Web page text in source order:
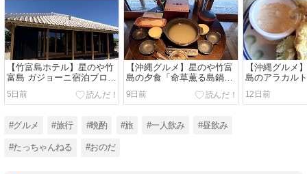
【竹富島ホテル】星のや竹
富島 ガジョーニ宿泊ブログ
｜開放感あふれる客室で過
ごす贅沢な竹富島ステイ
5日前
【沖縄グルメ】星のや竹富
島の夕食「命草薫る島鍋」
を客室で実食！贅沢な部屋
食
9日前
【沖縄グルメ
島のアラカル
12日前
#グルメ #旅行 #晩酌 #旅 #一人飲み #昼飲み
#たっちゃんねる #おのだ